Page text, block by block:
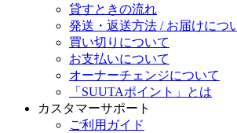
貸すときの流れ
発送・返送方法 / お届けにつ
買い切りについて
お支払いについて
オーナーチェンジについて
「SUUTAポイント」とは
カスタマーサポート
ご利用ガイド